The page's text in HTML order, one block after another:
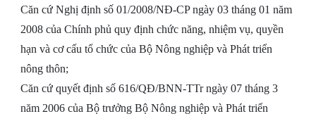
Căn cứ Nghị định số 01/2008/NĐ-CP ngày 03 tháng 01 năm
2008 của Chính phủ quy định chức năng, nhiệm vụ, quyền
hạn và cơ cấu tổ chức của Bộ Nông nghiệp và Phát triển
nông thôn;
Căn cứ quyết định số 616/QĐ/BNN-TTr ngày 07 tháng 3
năm 2006 của Bộ trưởng Bộ Nông nghiệp và Phát triển